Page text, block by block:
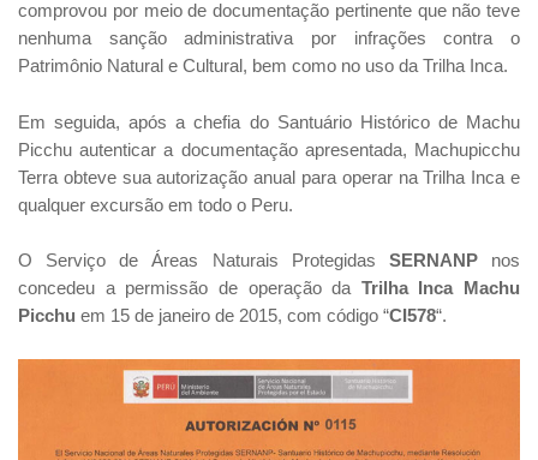
comprovou por meio de documentação pertinente que não teve
nenhuma sanção administrativa por infrações contra o
Patrimônio Natural e Cultural, bem como no uso da Trilha Inca.
Em seguida, após a chefia do Santuário Histórico de Machu
Picchu autenticar a documentação apresentada, Machupicchu
Terra obteve sua autorização anual para operar na Trilha Inca e
qualquer excursão em todo o Peru.
O Serviço de Áreas Naturais Protegidas SERNANPnos
concedeu a permissão de operação da Trilha Inca Machu
Picchu em 15 de janeiro de 2015, com código “CI578“.